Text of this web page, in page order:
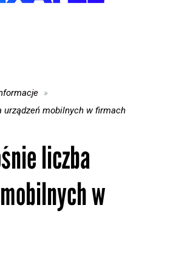
urządzeń mobilnych w firmach
liczba
w